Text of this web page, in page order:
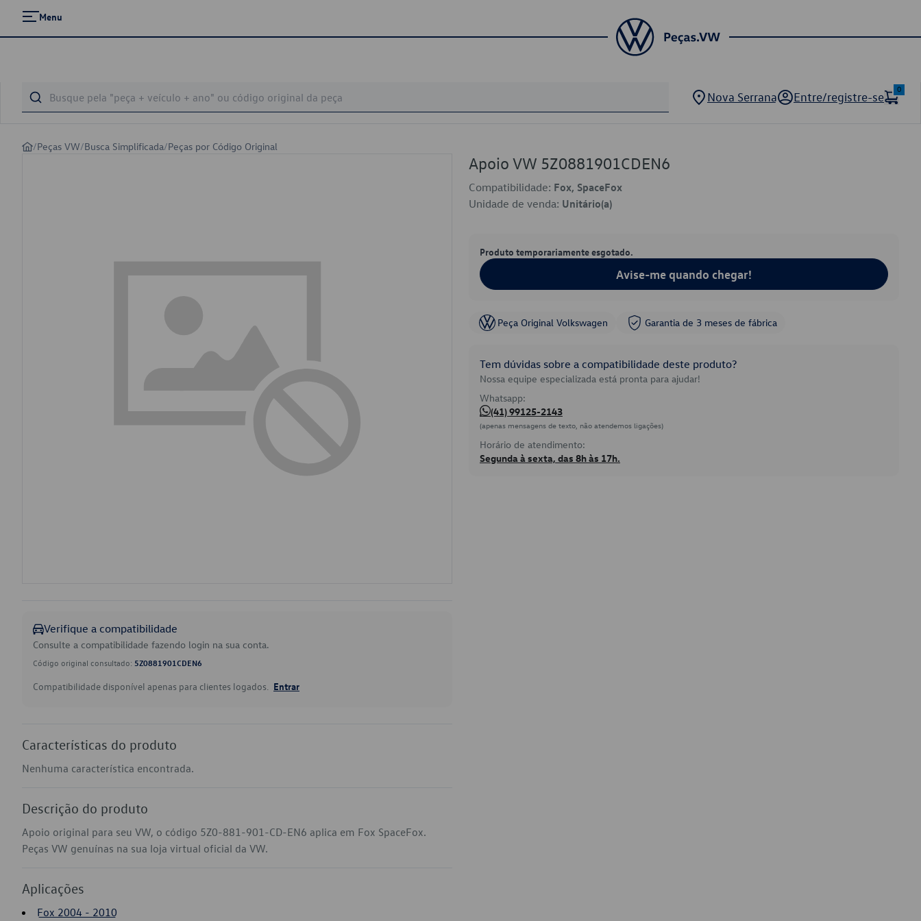
Menu
Nova Serrana Entre/registre-se
0
/Peças VW/Busca Simplificada/Peças por Código Original
Verifique a compatibilidade
Consulte a compatibilidade fazendo login na sua conta.
Código original consultado: 5Z0881901CDEN6
Compatibilidade disponível apenas para clientes logados. Entrar
Características do produto
Nenhuma característica encontrada.
Descrição do produto
Apoio original para seu VW, o código 5Z0-881-901-CD-EN6 aplica em Fox SpaceFox.
Peças VW genuínas na sua loja virtual oficial da VW.
Aplicações
Fox 2004 - 2010
Apoio VW 5Z0881901CDEN6
Compatibilidade: Fox, SpaceFox
Unidade de venda: Unitário(a)
Produto temporariamente esgotado.
Avise-me quando chegar!
Peça Original Volkswagen Garantia de 3 meses de fábrica
Tem dúvidas sobre a compatibilidade deste produto?
Nossa equipe especializada está pronta para ajudar!
Whatsapp:
(41) 99125-2143
(apenas mensagens de texto, não atendemos ligações)
Horário de atendimento:
Segunda à sexta, das 8h às 17h.